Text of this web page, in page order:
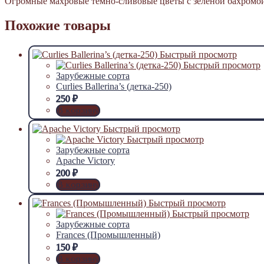
Похожие товары
Быстрый просмотр
Быстрый просмотр
Зарубежные сорта
Curlies Ballerina’s (детка-250)
250₽
В корзину
Быстрый просмотр
Быстрый просмотр
Зарубежные сорта
Apache Victory
200₽
В корзину
Быстрый просмотр
Быстрый просмотр
Зарубежные сорта
Frances (Промышленный)
150₽
В корзину